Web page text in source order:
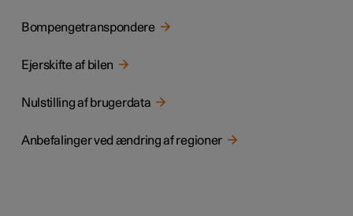
Bompengetranspondere
Ejerskifte af bilen
Nulstilling af brugerdata
Anbefalinger ved ændring af regioner